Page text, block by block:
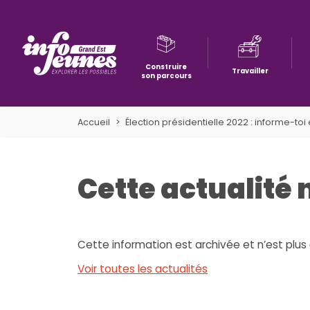
Construire
son parcours
Travailler
Accueil Élection présidentielle 2022 : informe-toi
Cette actualité
Cette information est archivée et n’est plus
Voir toutes les actualités